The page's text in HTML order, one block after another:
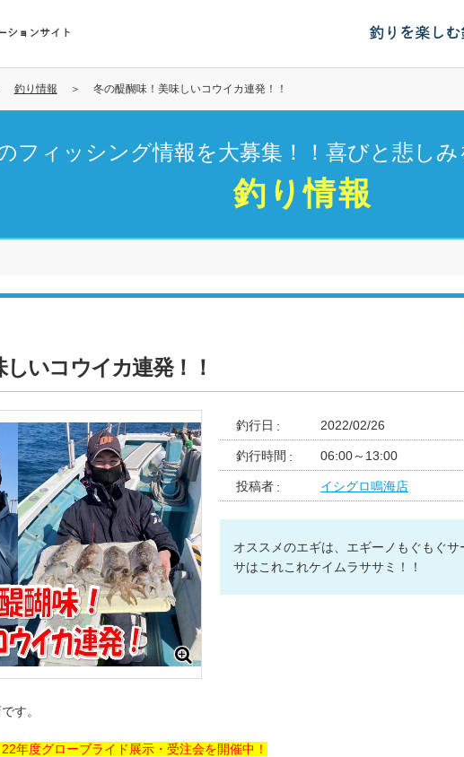
ションサイト 釣りを楽しむ
釣り情報 冬の醍醐味！美味しいコウイカ連発！！
フィッシング情報を大募集！！喜びと悲しみ
釣り情報
いコウイカ連発！！
釣行日 2022/02/26
釣行時間 06:00～13:00
投稿者 イシグロ鳴海店
オススメのエギは、エギーノもぐもぐサ
サはこれこれケイムラササミ！！
す。
年度グローブライド展示・受注会を開催中！